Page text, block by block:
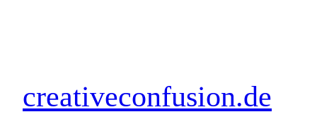
creativeconfusion.de